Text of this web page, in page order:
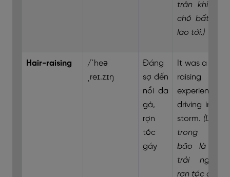
trân khi con
chó bất ngờ
lao tới.)
Hair-raising
/ˈheə
ˌreɪ.zɪŋ
Đáng
sợ đến
nổi da
gà,
rợn
tóc
gáy
It was a hair-
raising
experience
driving in the
storm. (Lái xe
trong cơn
bão là một
trải nghiệm
rợn tóc gáy.)